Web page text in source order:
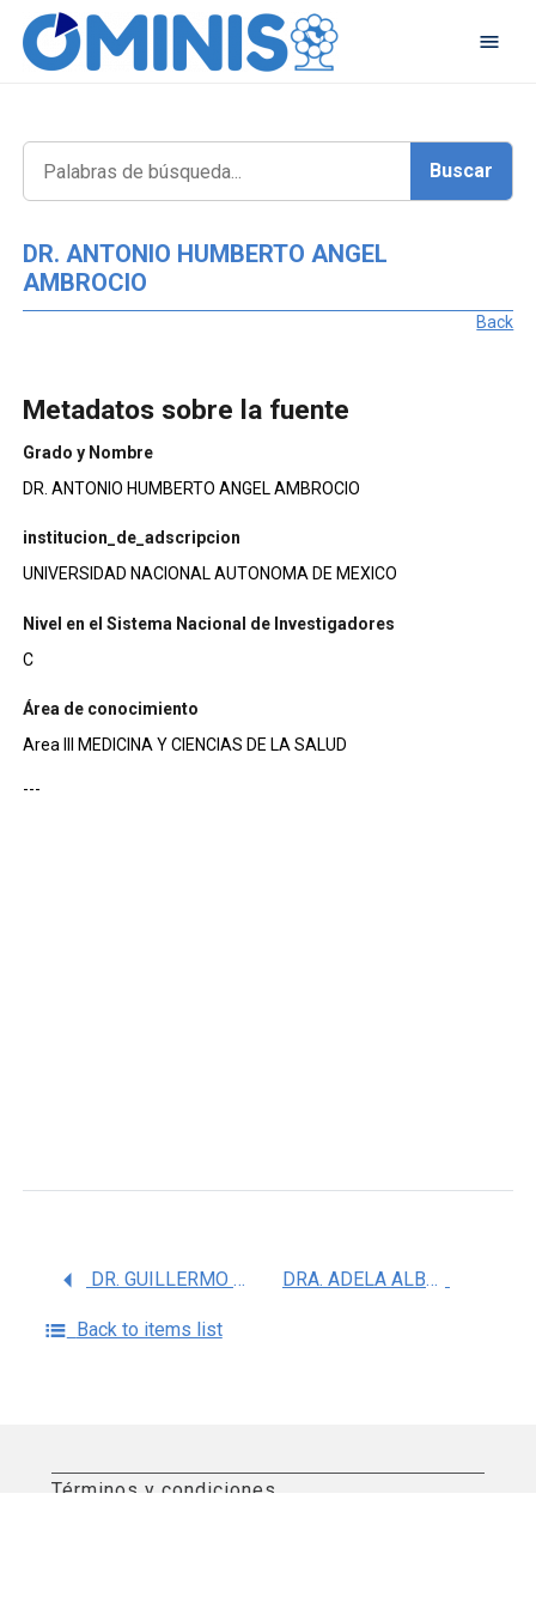
DR. ANTONIO HUMBERTO ANGEL
AMBROCIO
Back
Metadatos sobre la fuente
Grado y Nombre
DR. ANTONIO HUMBERTO ANGEL AMBROCIO
institucion_de_adscripcion
UNIVERSIDAD NACIONAL AUTONOMA DE MEXICO
Nivel en el Sistema Nacional de Investigadores
C
Área de conocimiento
Area III MEDICINA Y CIENCIAS DE LA SALUD
---
DR. GUILLERMO JUAREZ VEGA DRA. ADELA ALBA LEONEL
Back to items list
Términos y condiciones